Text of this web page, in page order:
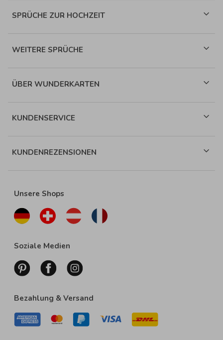
SPRÜCHE ZUR HOCHZEIT
WEITERE SPRÜCHE
ÜBER WUNDERKARTEN
KUNDENSERVICE
KUNDENREZENSIONEN
Unsere Shops
Soziale Medien
Bezahlung & Versand